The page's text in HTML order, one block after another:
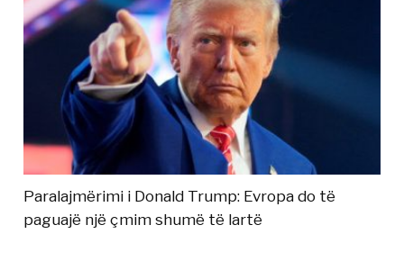
Paralajmërimi i Donald Trump: Evropa do të
paguajë një çmim shumë të lartë